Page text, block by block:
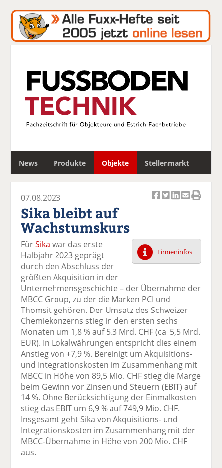
News Produkte Objekte Stellenmarkt
c
el
a
uf
e
b
o
o
k
te
il
e
n
el
t
wi
er
n
el
a
uf
k
e
di
n
te
il
e
n
el
p
er
ai
v
er
se
n
d
e
n
el
D
ru
e
n
07.08.2023
Sika bleibt auf
Wachstumskurs
Firmeninfos
FürSika war das erste
Halbjahr 2023 geprägt
durch den Abschluss der
größten Akquisition in der
Unternehmensgeschichte – der Übernahme der
MBCC Group, zu der die Marken PCI und
Thomsit gehören. Der Umsatz des Schweizer
Chemiekonzerns stieg in den ersten sechs
Monaten um 1,8 % auf 5,3 Mrd. CHF (ca. 5,5 Mrd.
EUR). In Lokalwährungen entspricht dies einem
Anstieg von +7,9 %. Bereinigt um Akquisitions-
und Integrationskosten im Zusammenhang mit
MBCC in Höhe von 89,5 Mio. CHF stieg die Marge
beim Gewinn vor Zinsen und Steuern (EBIT) auf
14 %. Ohne Berücksichtigung der Einmalkosten
stieg das EBIT um 6,9 % auf 749,9 Mio. CHF.
Insgesamt geht Sika von Akquisitions- und
Integrationskosten im Zusammenhang mit der
MBCC-Übernahme in Höhe von 200 Mio. CHF
aus.